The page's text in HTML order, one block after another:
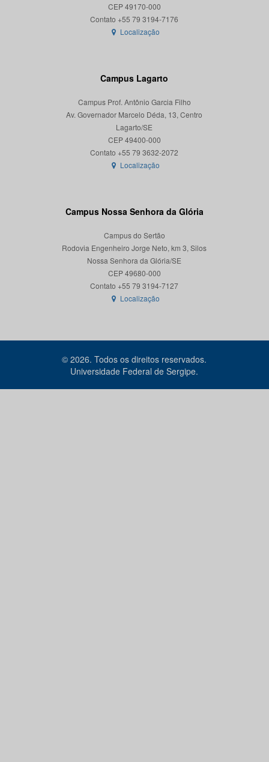
CEP 49170-000
Localização
Campus Lagarto
Campus Prof. Antônio Garcia Filho
Av. Governador Marcelo Déda, 13, Centro
Lagarto/SE
CEP 49400-000
Localização
Campus Nossa Senhora da Glória
Campus do Sertão
Rodovia Engenheiro Jorge Neto, km 3, Silos
Nossa Senhora da Glória/SE
CEP 49680-000
Localização
© 2026. Todos os direitos reservados.
Universidade Federal de Sergipe.